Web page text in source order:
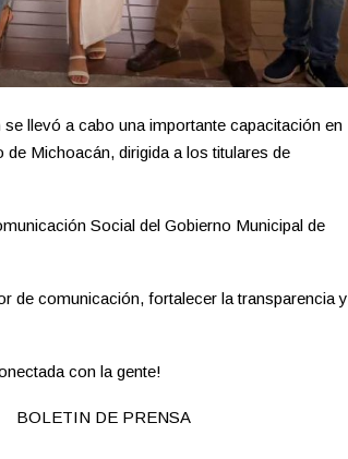
llevó a cabo una importante capacitación en
Michoacán, dirigida a los titulares de
Social del Gobierno Municipal de
de comunicación, fortalecer la transparencia y
con la gente!
BOLETIN DE PRENSA